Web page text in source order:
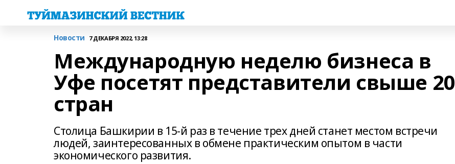
Новости 7 ДЕКАБРЯ 2022, 13:28
Международную неделю бизнеса в
Уфе посетят представители свыше 20
стран
Столица Башкирии в 15-й раз в течение трех дней станет местом встречи
людей, заинтересованных в обмене практическим опытом в части
экономического развития.